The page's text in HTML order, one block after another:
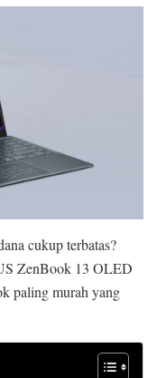
cukup terbatas?
ZenBook 13 OLED
paling murah yang